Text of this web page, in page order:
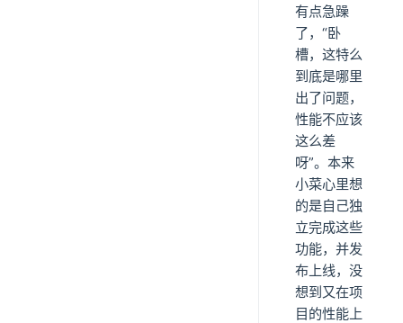
有点急躁
了，“卧
槽，这特么
到底是哪里
出了问题，
性能不应该
这么差
呀”。本来
小菜心里想
的是自己独
立完成这些
功能，并发
布上线，没
想到又在项
目的性能上